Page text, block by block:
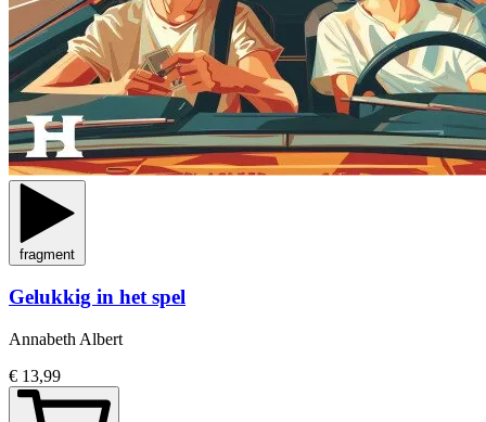
fragment
Gelukkig in het spel
Annabeth Albert
€ 13,99